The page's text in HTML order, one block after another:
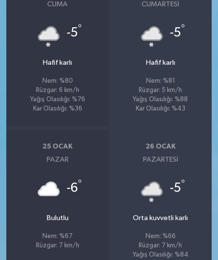
CUMA
-5°
Hafif karlı
Nem: %80
Rüzgar: 6 km/h
Yağış Olasılığı: %76
Kar Olasılığı: %36
CUMARTESI
-5°
Hafif karlı
Nem: %81
Rüzgar: 5 km/h
Yağış Olasılığı: %88
Kar Olasılığı: %43
25 OCAK
PAZAR
-6°
Bulutlu
Nem: %67
Rüzgar: 7 km/h
26 OCAK
PAZARTESI
-5°
Orta kuvvetli karlı
Nem: %66
Rüzgar: 7 km/h
Yağış Olasılığı: %84